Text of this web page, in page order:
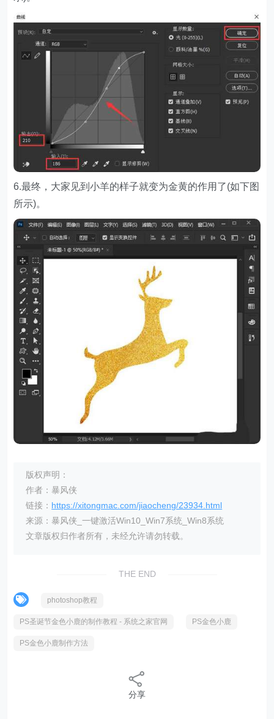
6.最终，大家见到小羊的样子就变为金黄的作用了(如下图
所示)。
版权声明：
作者：暴风侠
链接： https://xitongmac.com/jiaocheng/23934.html
来源：暴风侠_一键激活Win10_Win7系统_Win8系统
文章版权归作者所有，未经允许请勿转载。
THE END
photoshop教程
PS圣诞节金色小鹿的制作教程 - 系统之家官网 PS金色小鹿
PS金色小鹿制作方法
分享